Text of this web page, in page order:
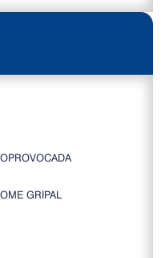
GRIPAL